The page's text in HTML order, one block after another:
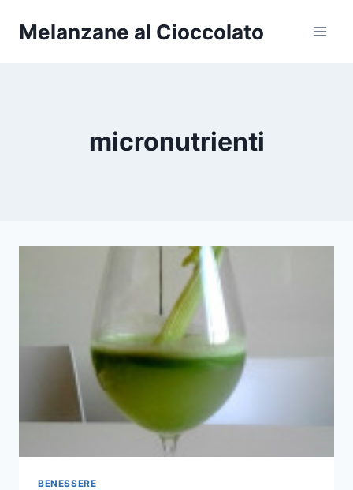
Melanzane al Cioccolato
micronutrienti
BENESSERE